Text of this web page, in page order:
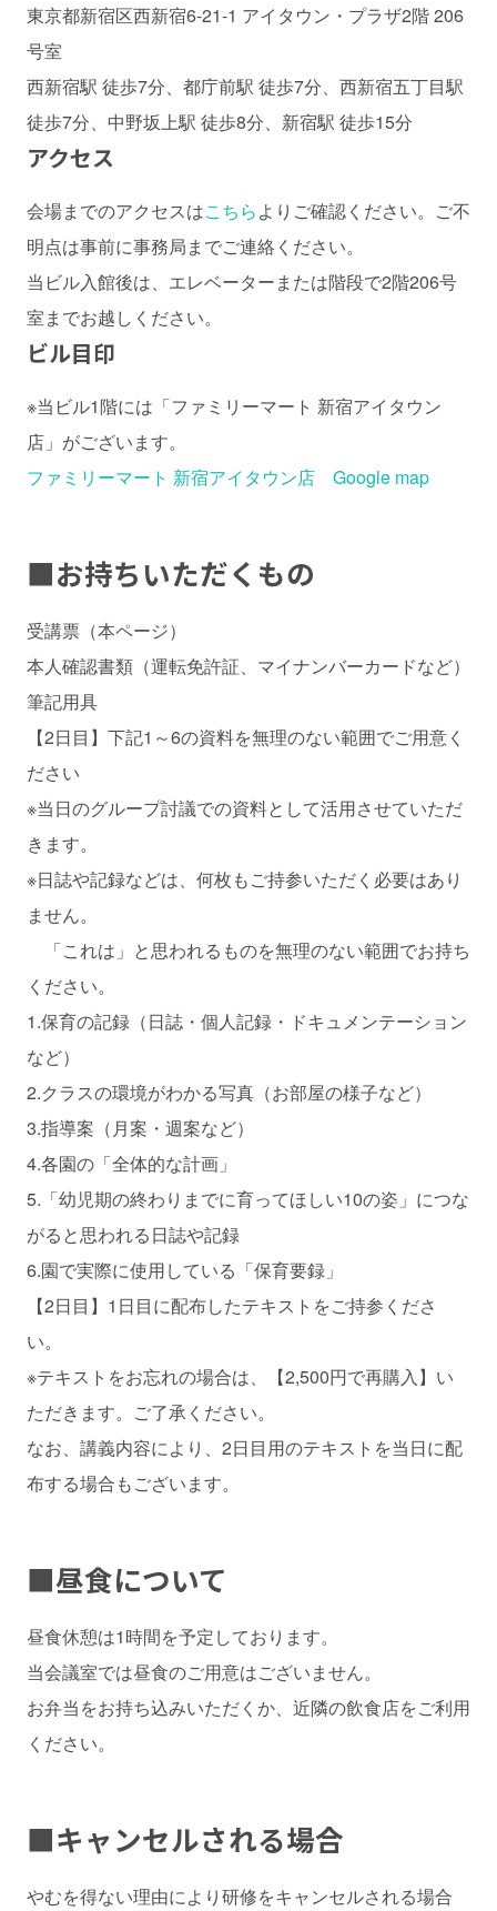
東京都新宿区西新宿6-21-1 アイタウン・プラザ2階 206
号室
西新宿駅 徒歩7分、都庁前駅 徒歩7分、西新宿五丁目駅
徒歩7分、中野坂上駅 徒歩8分、新宿駅 徒歩15分
アクセス
会場までのアクセスはこちらよりご確認ください。ご不
明点は事前に事務局までご連絡ください。
当ビル入館後は、エレベーターまたは階段で2階206号
室までお越しください。
ビル目印
※当ビル1階には「ファミリーマート 新宿アイタウン
店」がございます。
ファミリーマート 新宿アイタウン店 Google map
■お持ちいただくもの
受講票（本ページ）
本人確認書類（運転免許証、マイナンバーカードなど）
筆記用具
【2日目】下記1～6の資料を無理のない範囲でご用意く
ださい
※当日のグループ討議での資料として活用させていただ
きます。
※日誌や記録などは、何枚もご持参いただく必要はあり
ません。
「これは」と思われるものを無理のない範囲でお持ち
ください。
1.保育の記録（日誌・個人記録・ドキュメンテーション
など）
2.クラスの環境がわかる写真（お部屋の様子など）
3.指導案（月案・週案など）
4.各園の「全体的な計画」
5.「幼児期の終わりまでに育ってほしい10の姿」につな
がると思われる日誌や記録
6.園で実際に使用している「保育要録」
【2日目】1日目に配布したテキストをご持参くださ
い。
※テキストをお忘れの場合は、【2,500円で再購入】い
ただきます。ご了承ください。
なお、講義内容により、2日目用のテキストを当日に配
布する場合もございます。
■昼食について
昼食休憩は1時間を予定しております。
当会議室では昼食のご用意はございません。
お弁当をお持ち込みいただくか、近隣の飲食店をご利用
ください。
■キャンセルされる場合
やむを得ない理由により研修をキャンセルされる場合